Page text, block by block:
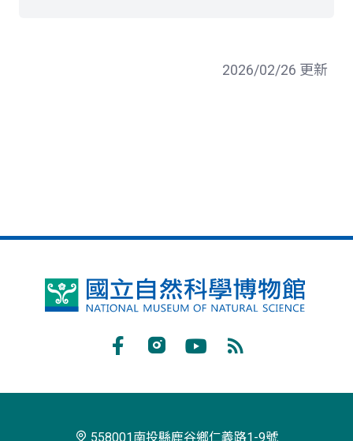
2026/02/26 更新
鳳
閱
558001南投縣鹿谷鄉仁義路1-9號